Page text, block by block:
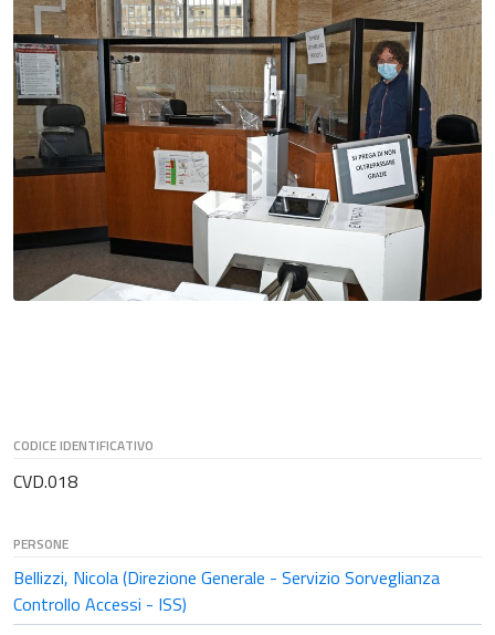
CODICE IDENTIFICATIVO
CVD.018
PERSONE
Bellizzi, Nicola (Direzione Generale - Servizio Sorveglianza
Controllo Accessi - ISS)